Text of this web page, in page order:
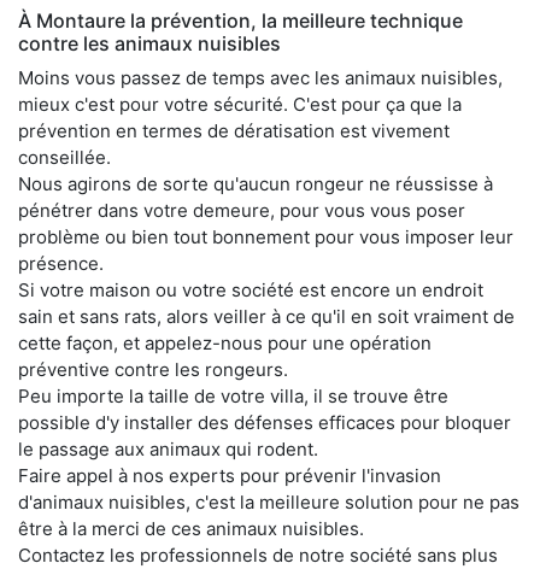
À Montaure la prévention, la meilleure technique
contre les animaux nuisibles
Moins vous passez de temps avec les animaux nuisibles,
mieux c'est pour votre sécurité. C'est pour ça que la
prévention en termes de dératisation est vivement
conseillée.
Nous agirons de sorte qu'aucun rongeur ne réussisse à
pénétrer dans votre demeure, pour vous vous poser
problème ou bien tout bonnement pour vous imposer leur
présence.
Si votre maison ou votre société est encore un endroit
sain et sans rats, alors veiller à ce qu'il en soit vraiment de
cette façon, et appelez-nous pour une opération
préventive contre les rongeurs.
Peu importe la taille de votre villa, il se trouve être
possible d'y installer des défenses efficaces pour bloquer
le passage aux animaux qui rodent.
Faire appel à nos experts pour prévenir l'invasion
d'animaux nuisibles, c'est la meilleure solution pour ne pas
être à la merci de ces animaux nuisibles.
Contactez les professionnels de notre société sans plus